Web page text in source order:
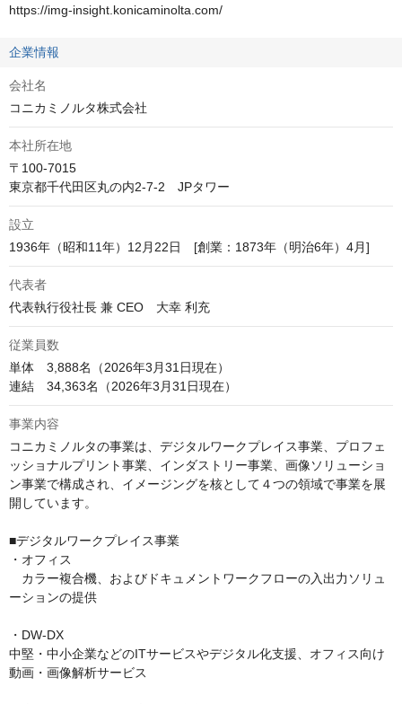
https://img-insight.konicaminolta.com/
企業情報
会社名
コニカミノルタ株式会社
本社所在地
〒100-7015
東京都千代田区丸の内2-7-2　JPタワー
設立
1936年（昭和11年）12月22日　[創業：1873年（明治6年）4月]
代表者
代表執行役社長 兼 CEO　大幸 利充
従業員数
単体　3,888名（2026年3月31日現在）
連結　34,363名（2026年3月31日現在）
事業内容
コニカミノルタの事業は、デジタルワークプレイス事業、プロフェ
ッショナルプリント事業、インダストリー事業、画像ソリューショ
ン事業で構成され、イメージングを核として４つの領域で事業を展
開しています。
■デジタルワークプレイス事業
・オフィス
カラー複合機、およびドキュメントワークフローの入出力ソリュ
ーションの提供
・DW-DX
中堅・中小企業などのITサービスやデジタル化支援、オフィス向け
動画・画像解析サービス